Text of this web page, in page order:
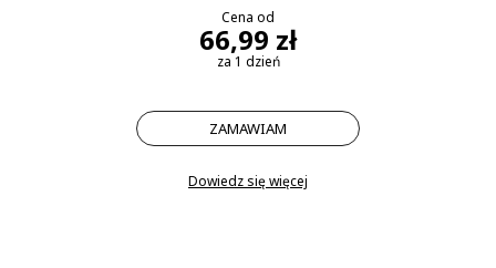
Cena od
66,99 zł
za 1 dzień
ZAMAWIAM
Dowiedz się więcej